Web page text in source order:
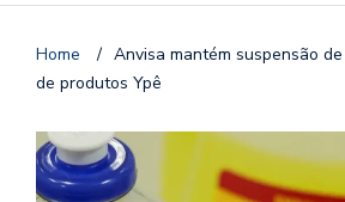
Home / Anvisa mantém suspensão
de produtos Ypê